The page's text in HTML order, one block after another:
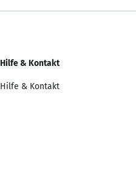
Hilfe & Kontakt
Hilfe & Kontakt